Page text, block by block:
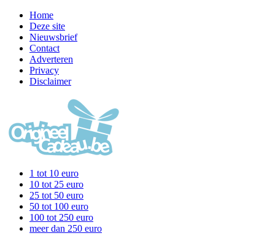
Home
Deze site
Nieuwsbrief
Contact
Adverteren
Privacy
Disclaimer
1 tot 10 euro
10 tot 25 euro
25 tot 50 euro
50 tot 100 euro
100 tot 250 euro
meer dan 250 euro